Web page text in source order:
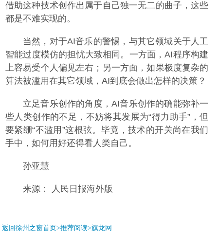
借助这种技术创作出属于自己独一无二的曲子，这些
都是不难实现的。
当然，对于AI音乐的警惕，与其它领域关于人工
智能过度模仿的担忧大致相同。一方面，AI程序构建
上容易受个人偏见左右；另一方面，如果极度复杂的
算法被滥用在其它领域，AI到底会做出怎样的决策？
立足音乐创作的角度，AI音乐创作的确能弥补一
些人类创作的不足，不妨将其发展为“得力助手”，但
要紧绷“不滥用”这根弦。毕竟，技术的开关尚在我们
手中，如何用好还得看人类自己。
孙亚慧
来源： 人民日报海外版
返回徐州之窗首页>推荐阅读>旗龙网